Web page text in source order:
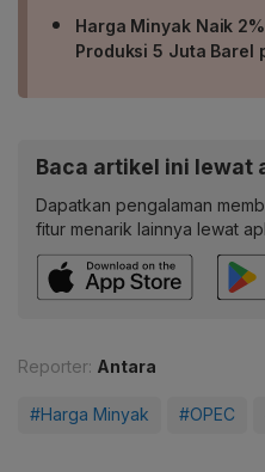
Harga Minyak Naik
Produksi 5 Juta Barel
Baca artikel ini lewat
Dapatkan pengalaman
fitur menarik lainnya lewat
Reporter: Antara
#Harga Minyak #OPEC